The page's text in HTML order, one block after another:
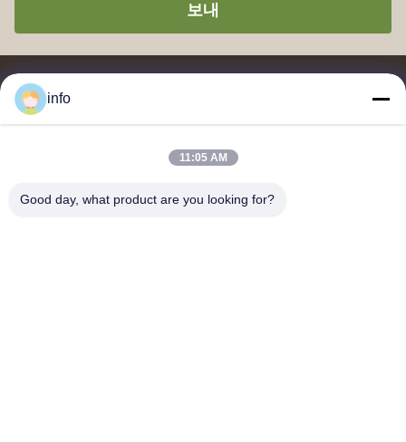
보내
분말, 멜라민 식기류, 멜라민 식기류, 멜라민 플레이트, 멜라민 주방
info
11:05 AM
Good day, what product are you looking for?